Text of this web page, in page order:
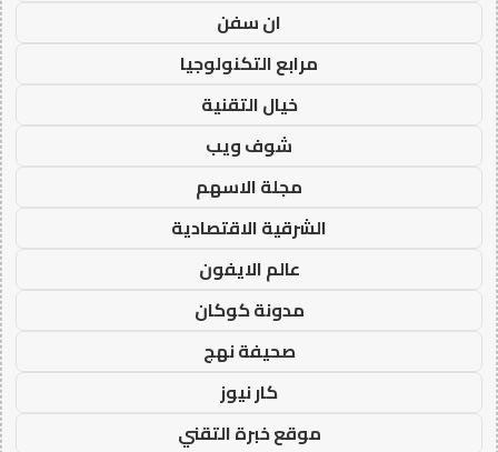
ان سفن
مرابع التكنولوجيا
خيال التقنية
شوف ويب
مجلة الاسهم
الشرقية الاقتصادية
عالم الايفون
مدونة كوكان
صحيفة نهج
كار نيوز
موقع خبرة التقني